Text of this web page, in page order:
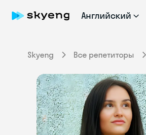
Английский
Skyeng Все репетиторы